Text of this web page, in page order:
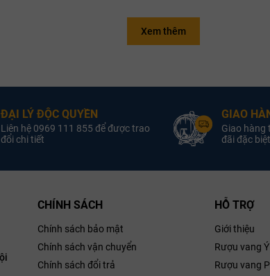
Latour
Giống Nho:
Nồng Độ:
Latour
Giống Nho:
Pinot Noir
Nồng Độ:
13.5% ABV
Xem thêm
ĐẠI LÝ ĐỘC QUYỀN
Liên hệ 0969 111 855 để được trao
đổi chi tiết
GIAO
Giao hàng
đãi đặc biệt
CHÍNH SÁCH
Chính sách bảo mật
Chính sách vận chuyển
Chính sách đổi trả
HỖ TRỢ
Giới thiệu
Rượu vang Ý
Rượu vang